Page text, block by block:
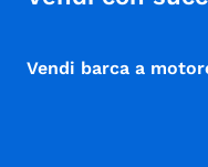
Vendi barca a